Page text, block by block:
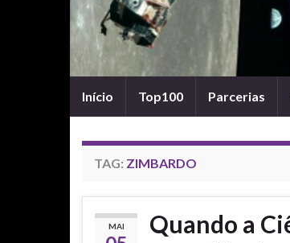
Início Top100 Parcerias
TAG: ZIMBARDO
MAI
Quando a